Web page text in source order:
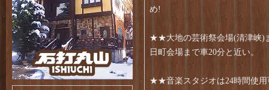
め!
★★大地の芸術祭会場(清津峡)
日町会場まで車20分と近い。
★★音楽スタジオは24時間使用